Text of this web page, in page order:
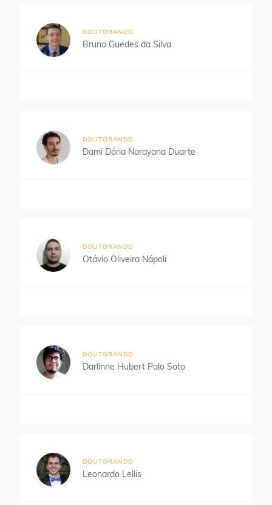
DOUTORANDO
Bruno Guedes da Silva
DOUTORANDO
Dami Dória Narayana Duarte
DOUTORANDO
Otávio Oliveira Nápoli
DOUTORANDO
Darlinne Hubert Palo Soto
DOUTORANDO
Leonardo Lellis